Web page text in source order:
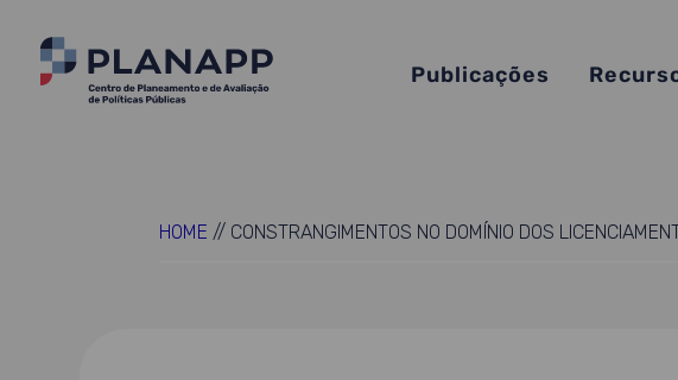
Publicações
HOME // CONSTRANGIMENTOS NO DOMÍNIO DOS